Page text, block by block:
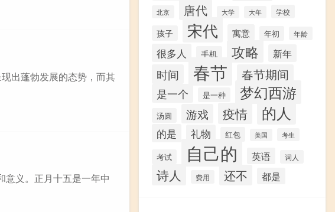
出蓬勃发展的态势，而其
意义。正月十五是一年中
北京 唐代 大学 大年 学校
孩子 宋代 寓意 年初 年龄
很多人 手机 攻略 新年
时间 春节 春节期间
是一个 是一种 梦幻西游
汤圆 游戏 疫情 的人
的是 礼物 红包 美国 考生
考试 自己的 英语 词人
诗人 费用 还不 都是